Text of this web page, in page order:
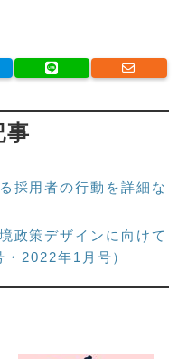
事
採用者の行動を詳細な
政策デザインに向けて
・2022年1月号）